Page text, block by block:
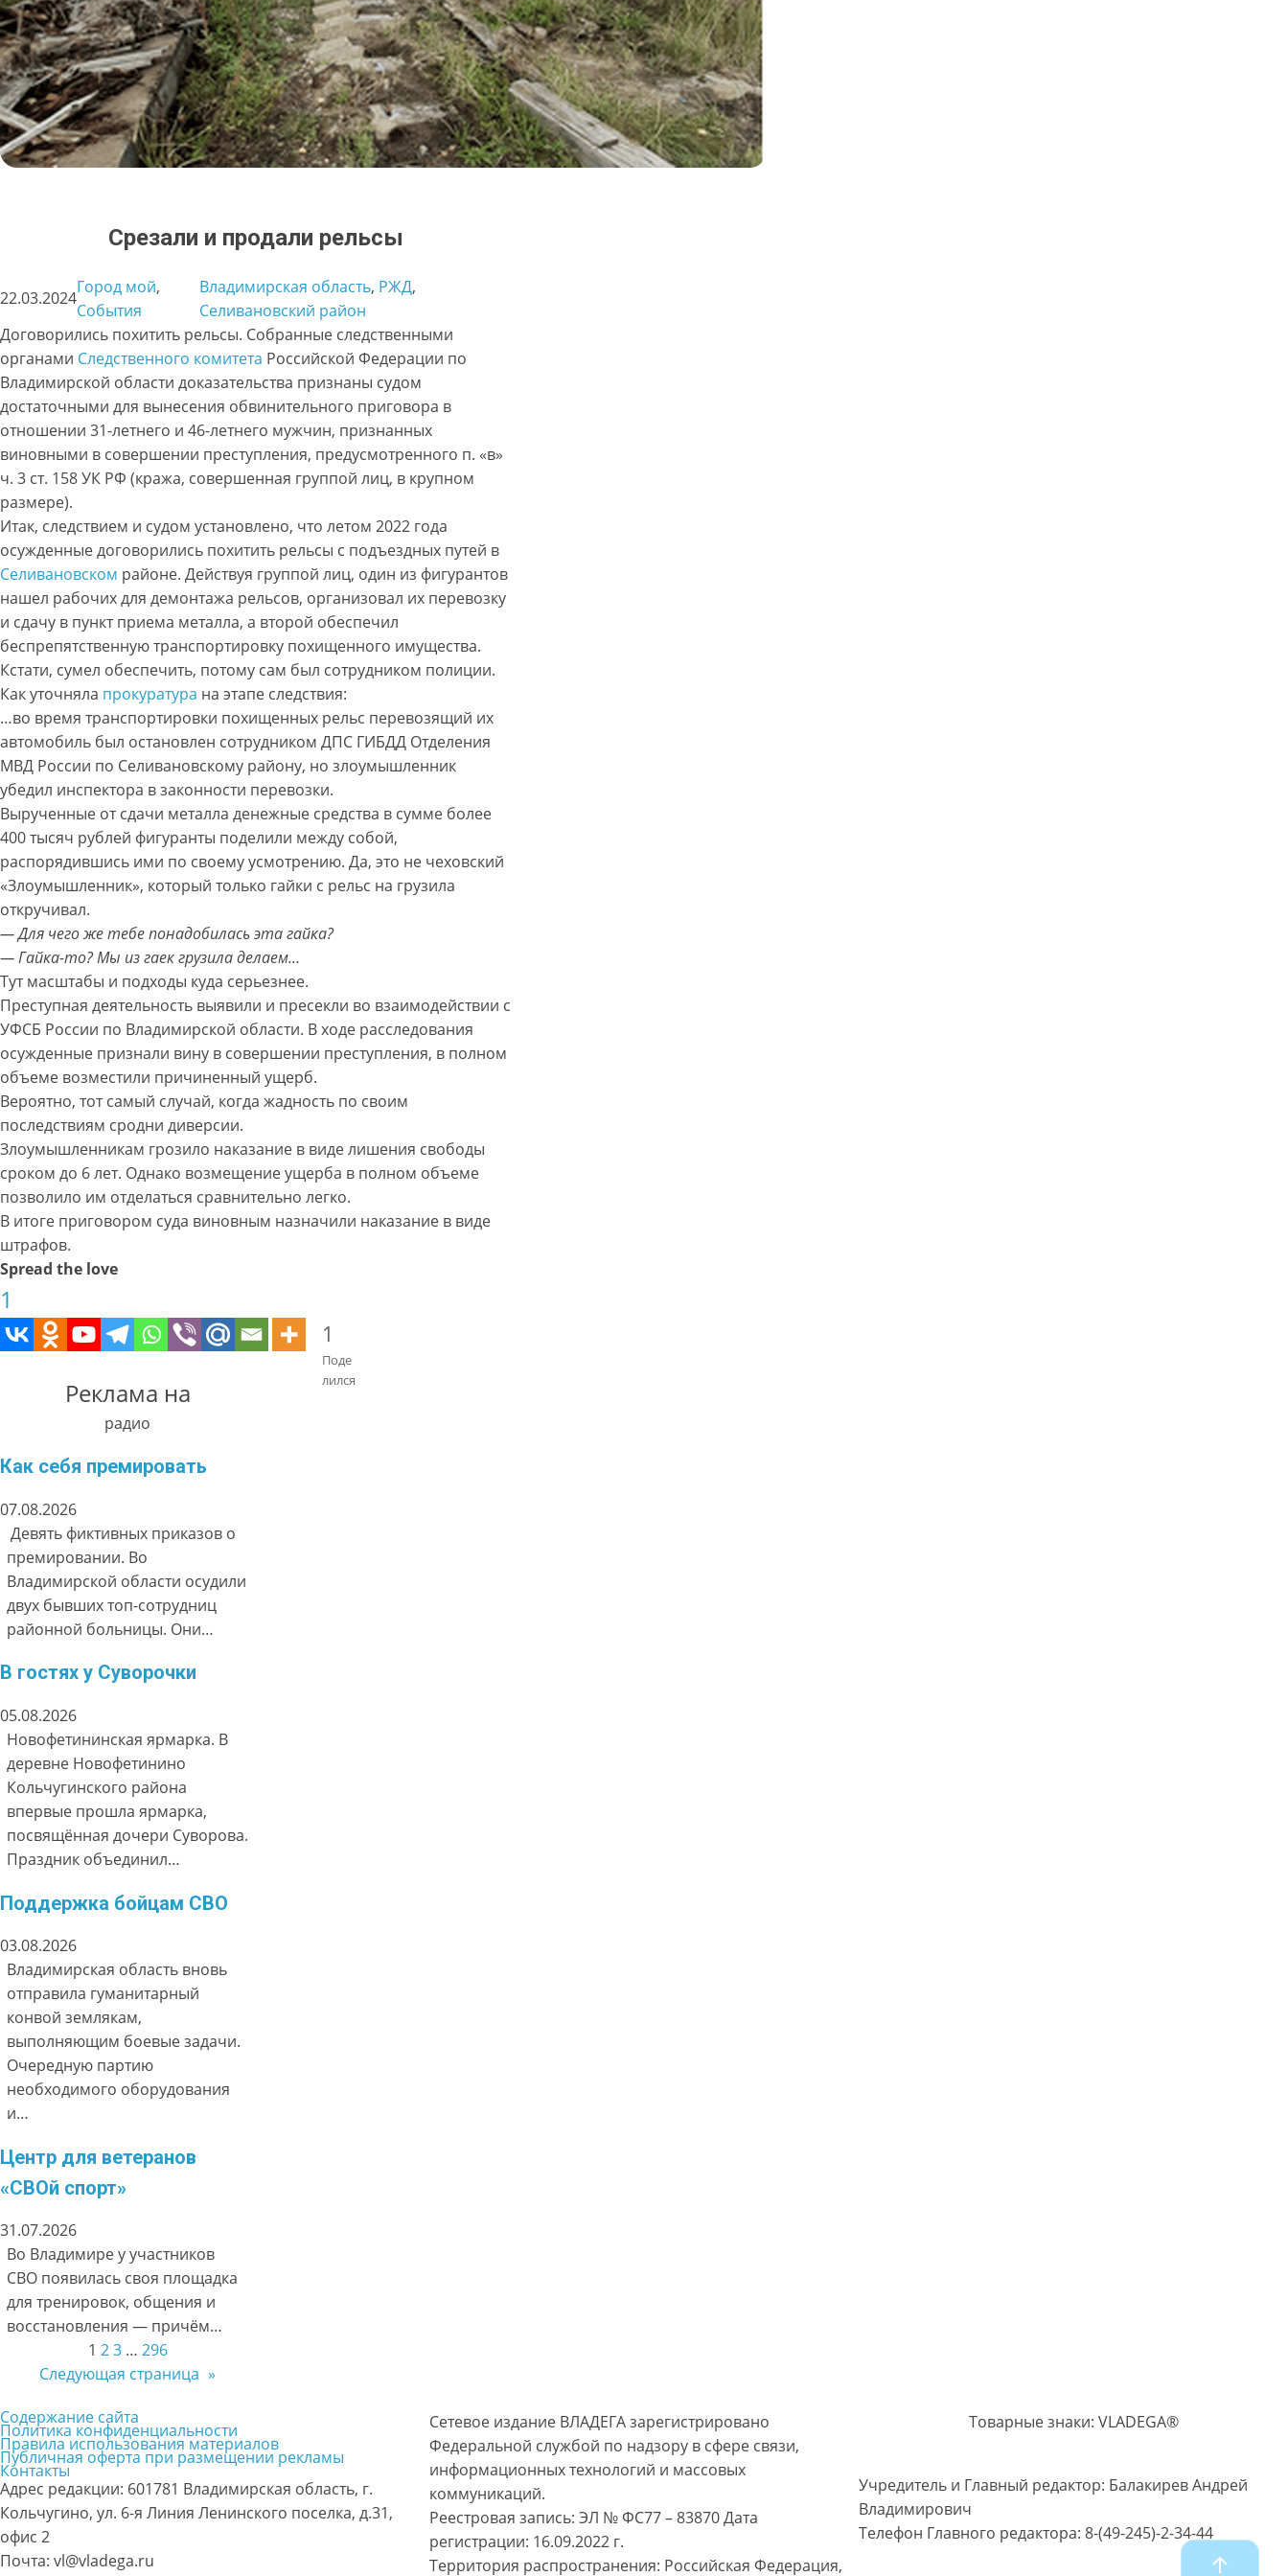
Срезали и продали рельсы
22.03.2024
Город мой
События
Владимирская область, РЖД
Селивановский район
Договорились похитить рельсы. Собранные следственными
органами Следственного комитета Российской Федерации по
Владимирской области доказательства признаны судом
достаточными для вынесения обвинительного приговора в
отношении 31-летнего и 46-летнего мужчин, признанных
виновными в совершении преступления, предусмотренного п. «в»
ч. 3 ст. 158 УК РФ (кража, совершенная группой лиц, в крупном
размере).
Итак, следствием и судом установлено, что летом 2022 года
осужденные договорились похитить рельсы с подъездных путей в
Селивановском районе. Действуя группой лиц, один из фигурантов
нашел рабочих для демонтажа рельсов, организовал их перевозку
и сдачу в пункт приема металла, а второй обеспечил
беспрепятственную транспортировку похищенного имущества.
Кстати, сумел обеспечить, потому сам был сотрудником полиции.
Как уточняла прокуратура на этапе следствия:
…во время транспортировки похищенных рельс перевозящий их
автомобиль был остановлен сотрудником ДПС ГИБДД Отделения
МВД России по Селивановскому району, но злоумышленник
убедил инспектора в законности перевозки.
Вырученные от сдачи металла денежные средства в сумме более
400 тысяч рублей фигуранты поделили между собой,
распорядившись ими по своему усмотрению. Да, это не чеховский
«Злоумышленник», который только гайки с рельс на грузила
откручивал.
— Для чего же тебе понадобилась эта гайка?
— Гайка-то? Мы из гаек грузила делаем…
Тут масштабы и подходы куда серьезнее.
Преступная деятельность выявили и пресекли во взаимодействии с
УФСБ России по Владимирской области. В ходе расследования
осужденные признали вину в совершении преступления, в полном
объеме возместили причиненный ущерб.
Вероятно, тот самый случай, когда жадность по своим
последствиям сродни диверсии.
Злоумышленникам грозило наказание в виде лишения свободы
сроком до 6 лет. Однако возмещение ущерба в полном объеме
позволило им отделаться сравнительно легко.
В итоге приговором суда виновным назначили наказание в виде
штрафов.
Spread the love
1
1
Поде
лился
Реклама на
радио
Как себя премировать
07.08.2026
Девять фиктивных приказов о
премировании. Во
Владимирской области осудили
двух бывших топ-сотрудниц
районной больницы. Они…
В гостях у Суворочки
05.08.2026
Новофетининская ярмарка. В
деревне Новофетинино
Кольчугинского района
впервые прошла ярмарка,
посвящённая дочери Суворова.
Праздник объединил…
Поддержка бойцам СВО
03.08.2026
Владимирская область вновь
отправила гуманитарный
конвой землякам,
выполняющим боевые задачи.
Очередную партию
необходимого оборудования
и…
Центр для ветеранов
«СВОй спорт»
31.07.2026
Во Владимире у участников
СВО появилась своя площадка
для тренировок, общения и
восстановления — причём…
1 23 … 296
Следующая страница »
Содержание сайта
Политика конфиденциальности
Правила использования материалов
Публичная оферта при размещении рекламы
Контакты
Адрес редакции: 601781 Владимирская область, г.
Кольчугино, ул. 6-я Линия Ленинского поселка, д.31,
офис 2
Почта: vl@vladega.ru
Сетевое издание ВЛАДЕГА зарегистрировано
Федеральной службой по надзору в сфере связи,
информационных технологий и массовых
коммуникаций.
Реестровая запись: ЭЛ № ФС77 – 83870 Дата
регистрации: 16.09.2022 г.
Территория распространения: Российская Федерация,
Товарные знаки: VLADEGA®
Учредитель и Главный редактор: Балакирев Андрей
Владимирович
Телефон Главного редактора: 8-(49-245)-2-34-44